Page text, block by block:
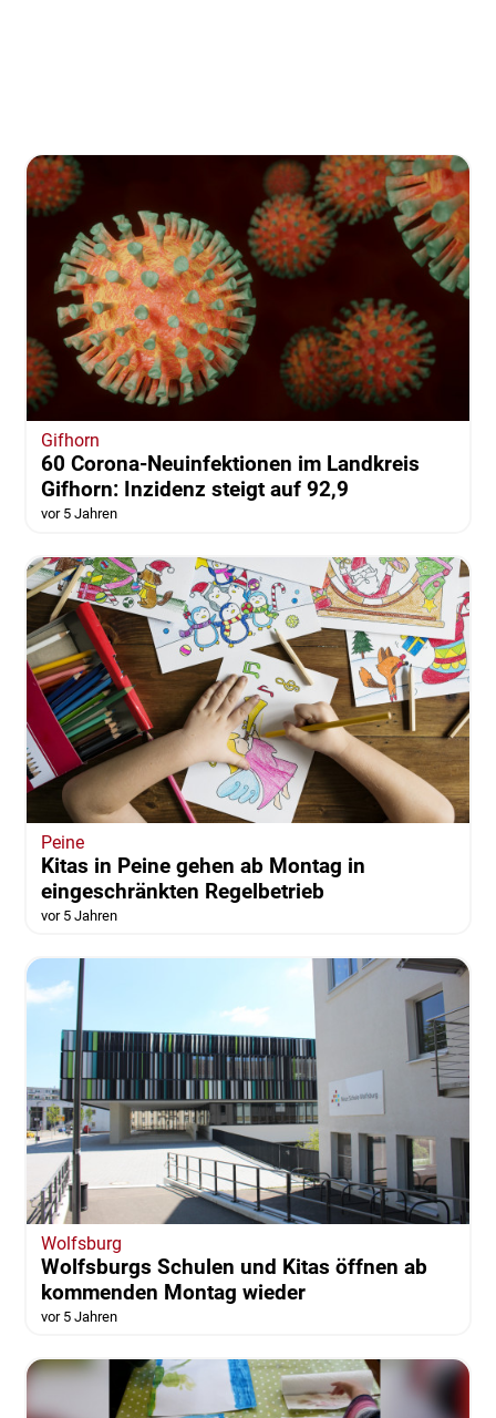
Gifhorn
60 Corona-Neuinfektionen im Landkreis
Gifhorn: Inzidenz steigt auf 92,9
vor 5 Jahren
Peine
Kitas in Peine gehen ab Montag in
eingeschränkten Regelbetrieb
vor 5 Jahren
Wolfsburg
Wolfsburgs Schulen und Kitas öffnen ab
kommenden Montag wieder
vor 5 Jahren